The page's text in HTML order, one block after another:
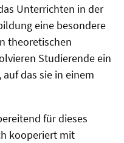
Unterrichten in der
eine besondere
theoretischen
Studierende ein
das sie in einem
für dieses
kooperiert mit